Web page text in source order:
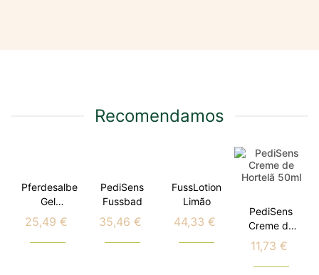
Recomendamos
Pferdesalbe
Gel
Castanha
da Índia
Preço
25,49 €
PediSens
Fussbad
Preço
35,46 €
FussLotion
Limão
Preço
44,33 €
PediSens
Creme de
Hortelã
Preço
11,73 €